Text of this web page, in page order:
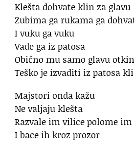
Klešta dohvate klin za glavu
Zubima ga rukama ga
I vuku ga vuku
Vade ga iz patosa
Obično mu samo glavu
Teško je izvaditi iz patosa
Majstori onda kažu
Ne valjaju klešta
Razvale im vilice polome
I bace ih kroz prozor